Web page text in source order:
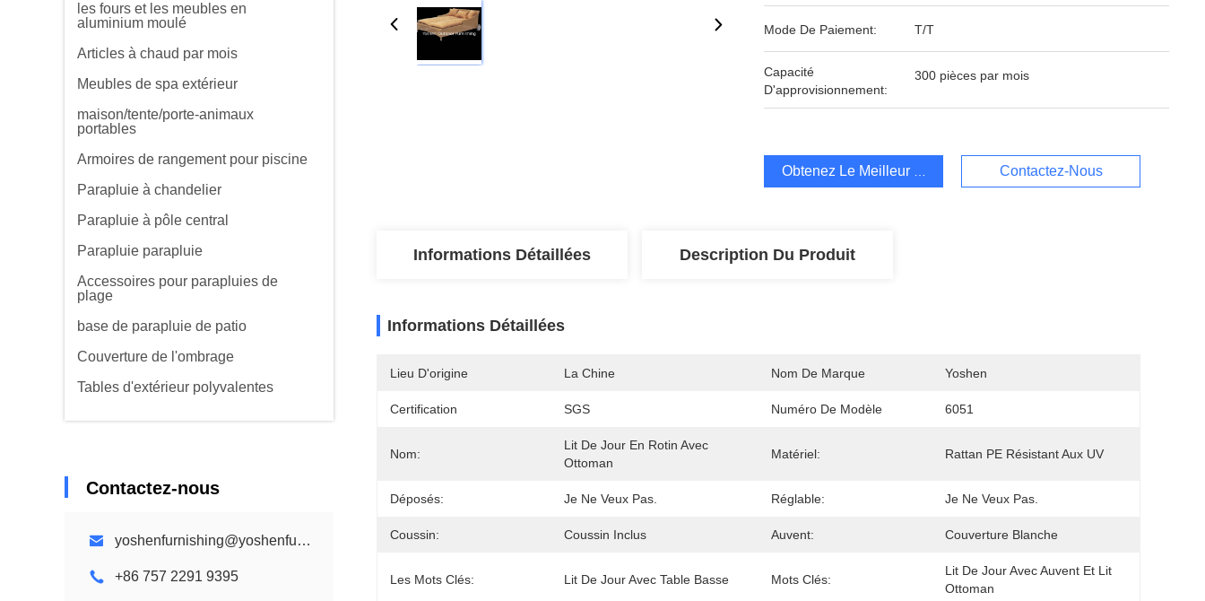
les fours et les meubles en
aluminium moulé
Articles à chaud par mois
Meubles de spa extérieur
maison/tente/porte-animaux
portables
Armoires de rangement pour piscine
Parapluie à chandelier
Parapluie à pôle central
Parapluie parapluie
Accessoires pour parapluies de
plage
base de parapluie de patio
Couverture de l'ombrage
Tables d'extérieur polyvalentes
Contactez-nous
yoshenfurnishing@yoshenfurnishing.com
+86 757 2291 9395
Mode De Paiement: T/T
Capacité
D'approvisionnement:
300 pièces par mois
Obtenez Le Meilleur Prix Contactez-Nous
Informations Détaillées Description Du Produit
Informations Détaillées
Lieu D'origine La Chine Nom De Marque Yoshen
Certification SGS Numéro De Modèle 6051
Nom:
Lit De Jour En Rotin Avec
Ottoman
Matériel: Rattan PE Résistant Aux UV
Déposés: Je Ne Veux Pas. Réglable: Je Ne Veux Pas.
Coussin: Coussin Inclus Auvent: Couverture Blanche
Les Mots Clés: Lit De Jour Avec Table Basse Mots Clés:
Lit De Jour Avec Auvent Et Lit
Ottoman